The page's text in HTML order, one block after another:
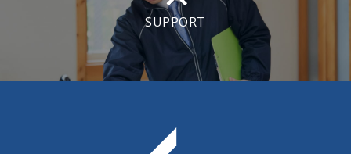
SUPPORT